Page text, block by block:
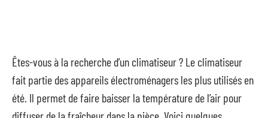
Êtes-vous à la recherche d’un climatiseur ? Le climatiseur
fait partie des appareils électroménagers les plus utilisés en
été. Il permet de faire baisser la température de l’air pour